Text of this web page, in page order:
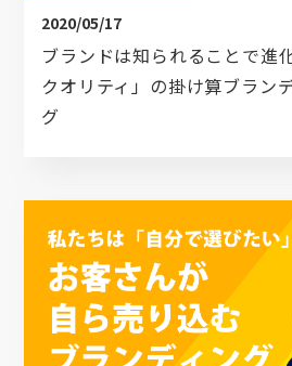
2020/05/17
ブランドは知られることで
クオリティ」の掛け算ブラン
グ